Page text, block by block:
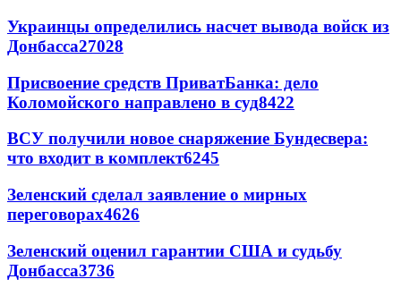
Украинцы определились насчет вывода войск из
Донбасса27028
Присвоение средств ПриватБанка: дело
Коломойского направлено в суд8422
ВСУ получили новое снаряжение Бундесвера:
что входит в комплект6245
Зеленский сделал заявление о мирных
переговорах4626
Зеленский оценил гарантии США и судьбу
Донбасса3736